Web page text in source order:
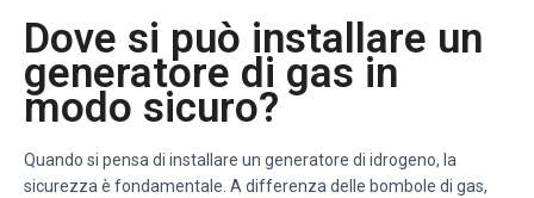
Dove si può installare un
generatore di gas in
modo sicuro?
Quando si pensa di installare un generatore di idrogeno, la
sicurezza è fondamentale. A differenza delle bombole di gas,